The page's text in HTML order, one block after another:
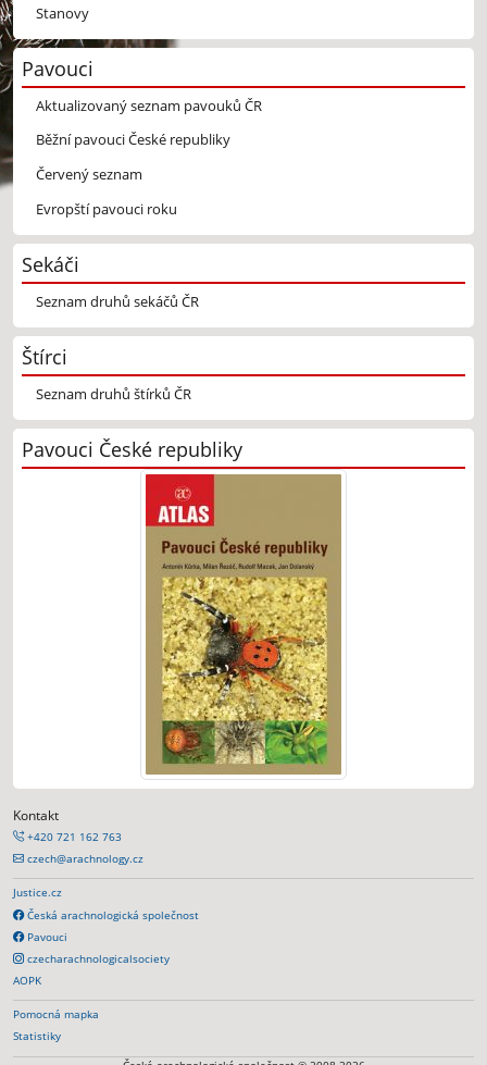
Stanovy
Pavouci
Aktualizovaný seznam pavouků ČR
Běžní pavouci České republiky
Červený seznam
Evropští pavouci roku
Sekáči
Seznam druhů sekáčů ČR
Štírci
Seznam druhů štírků ČR
Pavouci České republiky
Kontakt
+420 721 162 763
czech@arachnology.cz
Justice.cz
Česká arachnologická společnost
Pavouci
czecharachnologicalsociety
AOPK
Pomocná mapka
Statistiky